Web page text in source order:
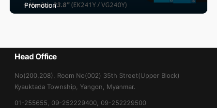
Promotion
Head Office
No(200,208), Room No(002) 35th Street(Upper Block)
Kyauktada Township, Yangon, Myanmar.
01-255655, 09-252229400, 09-252229500